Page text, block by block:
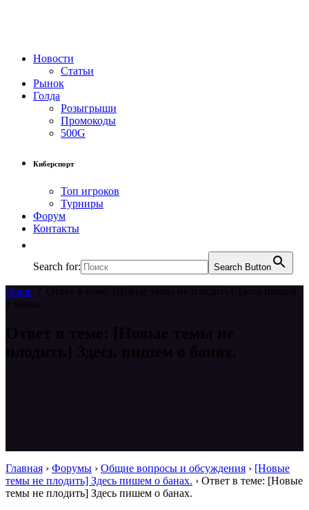
Новости
Статьи
Рынок
Голда
Розыгрыши
Промокоды
500G
Киберспорт
Топ игроков
Турниры
Форум
Контакты
Search for: Search Button
Home
Ответ в теме: [Новые темы не плодить] Здесь пишем
о банах.
Ответ в теме: [Новые темы не
плодить] Здесь пишем о банах.
Главная › Форумы › Общие вопросы и обсуждения › [Новые
темы не плодить] Здесь пишем о банах. › Ответ в теме: [Новые
темы не плодить] Здесь пишем о банах.